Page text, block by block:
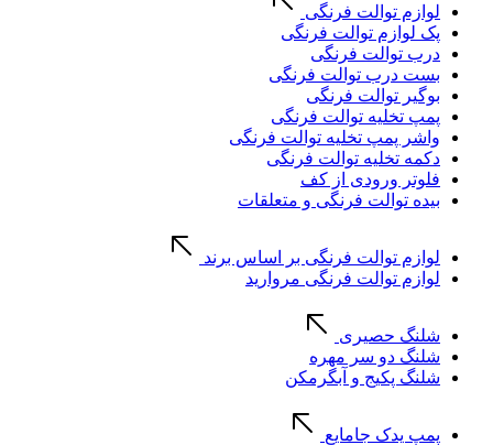
لوازم توالت فرنگی
پک لوازم توالت فرنگی
درب توالت فرنگی
بست درب توالت فرنگی
بوگیر توالت فرنگی
پمپ تخلیه توالت فرنگی
واشر پمپ تخلیه توالت فرنگی
دکمه تخلیه توالت فرنگی
فلوتر ورودی از کف
بیده توالت فرنگی و متعلقات
لوازم توالت فرنگی بر اساس برند
لوازم توالت فرنگی مروارید
شلنگ حصیری
شلنگ دو سر مهره
شلنگ پکیج و آبگرمکن
پمپ یدک جامایع